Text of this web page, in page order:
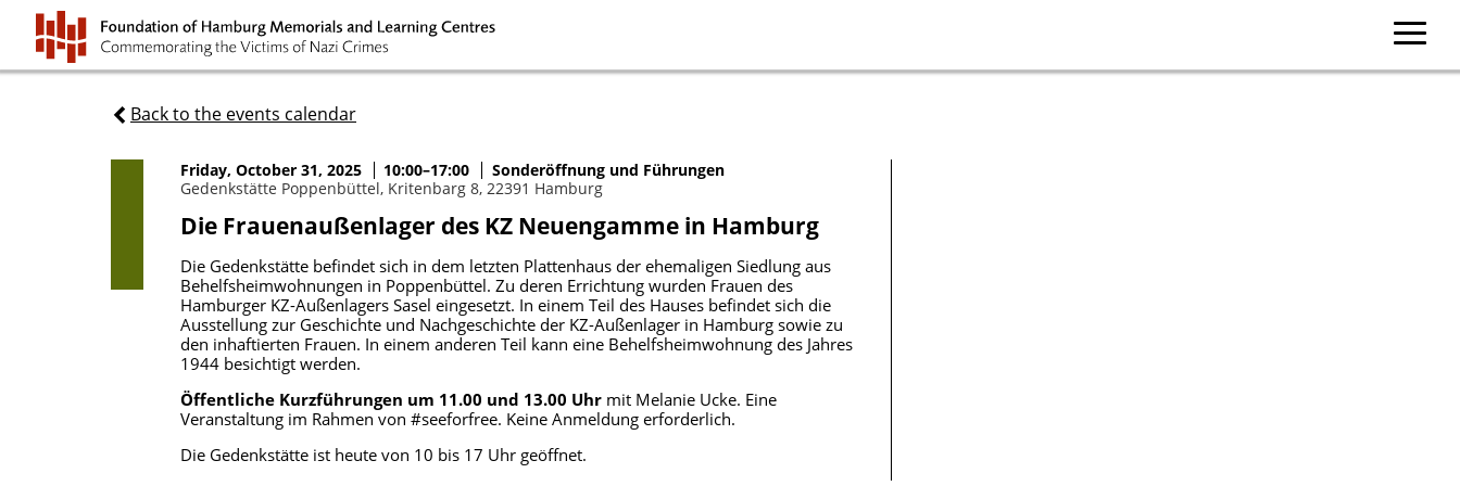
Back to the events calendar
Friday, October 31, 2025 10:00–17:00
Sonderöffnung und Führungen
Gedenkstätte Poppenbüttel, Kritenbarg 8, 22391 Hamburg
Die Frauenaußenlager des KZ Neuengamme in Hamburg
Die Gedenkstätte befindet sich in dem letzten Plattenhaus der ehemaligen Siedlung aus
Behelfsheimwohnungen in Poppenbüttel. Zu deren Errichtung wurden Frauen des
Hamburger KZ-Außenlagers Sasel eingesetzt. In einem Teil des Hauses befindet sich die
Ausstellung zur Geschichte und Nachgeschichte der KZ-Außenlager in Hamburg sowie zu
den inhaftierten Frauen. In einem anderen Teil kann eine Behelfsheimwohnung des Jahres
1944 besichtigt werden.
Öffentliche Kurzführungen um 11.00 und 13.00 Uhr mit Melanie Ucke. Eine
Veranstaltung im Rahmen von #seeforfree. Keine Anmeldung erforderlich.
Die Gedenkstätte ist heute von 10 bis 17 Uhr geöffnet.